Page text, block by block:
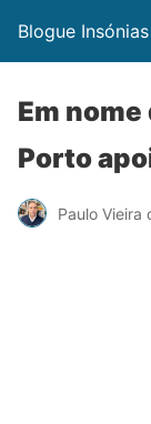
Blogue Insónias
Em nome
Porto
Paulo Vieira